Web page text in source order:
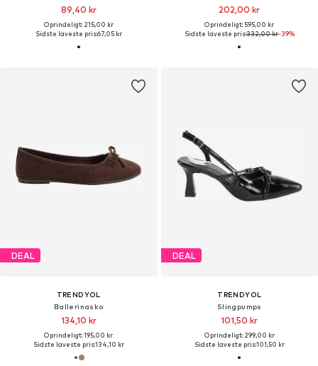
89,40 kr
Oprindeligt: 215,00 kr
Sidste laveste pris:67,05 kr
202,00 kr
Oprindeligt: 595,00 kr
Sidste laveste pris:332,00 kr-39%
DEAL
TRENDYOL
Ballerinasko
134,10 kr
Oprindeligt: 195,00 kr
Sidste laveste pris:134,10 kr
DEAL
TRENDYOL
Slingpumps
101,50 kr
Oprindeligt: 299,00 kr
Sidste laveste pris:101,50 kr